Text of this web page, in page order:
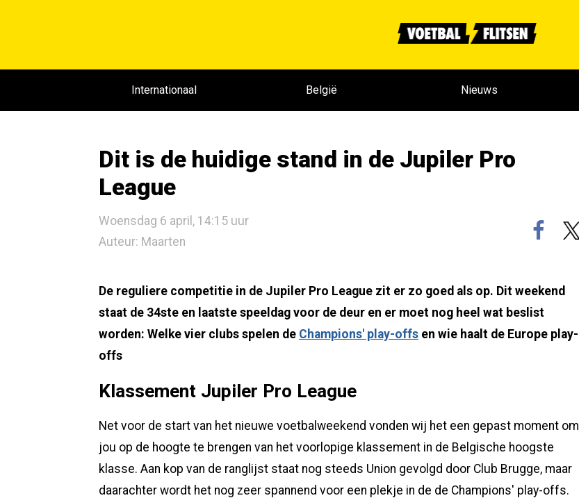
Internationaal België Nieuws
Dit is de huidige stand in de Jupiler Pro
League
Woensdag 6 april, 14:15 uur
Auteur: Maarten
De reguliere competitie in de Jupiler Pro League zit er zo goed als op. Dit weekend
staat de 34ste en laatste speeldag voor de deur en er moet nog heel wat beslist
worden: Welke vier clubs spelen de Champions' play-offs en wie haalt de Europe play-
offs
Klassement Jupiler Pro League
Net voor de start van het nieuwe voetbalweekend vonden wij het een gepast moment om
jou op de hoogte te brengen van het voorlopige klassement in de Belgische hoogste
klasse. Aan kop van de ranglijst staat nog steeds Union gevolgd door Club Brugge, maar
daarachter wordt het nog zeer spannend voor een plekje in de de Champions' play-offs.